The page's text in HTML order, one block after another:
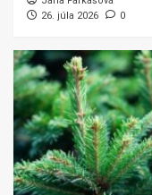
26. júla 2026
0